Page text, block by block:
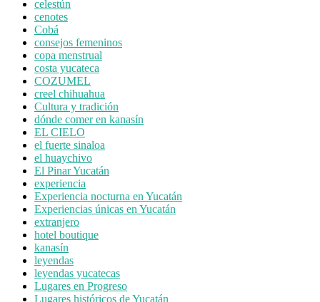
celestún
cenotes
Cobá
consejos femeninos
copa menstrual
costa yucateca
COZUMEL
creel chihuahua
Cultura y tradición
dónde comer en kanasín
EL CIELO
el fuerte sinaloa
el huaychivo
El Pinar Yucatán
experiencia
Experiencia nocturna en Yucatán
Experiencias únicas en Yucatán
extranjero
hotel boutique
kanasín
leyendas
leyendas yucatecas
Lugares en Progreso
Lugares históricos de Yucatán